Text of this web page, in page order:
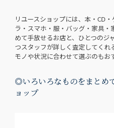
リユースショップには、本・CD
ラ・スマホ・服・バッグ・家具
めて手放せるお店と、ひとつのジ
つスタッフが詳しく査定してくれ
モノや状況に合わせて選ぶのもお
◎いろいろなものをまとめ
ョップ